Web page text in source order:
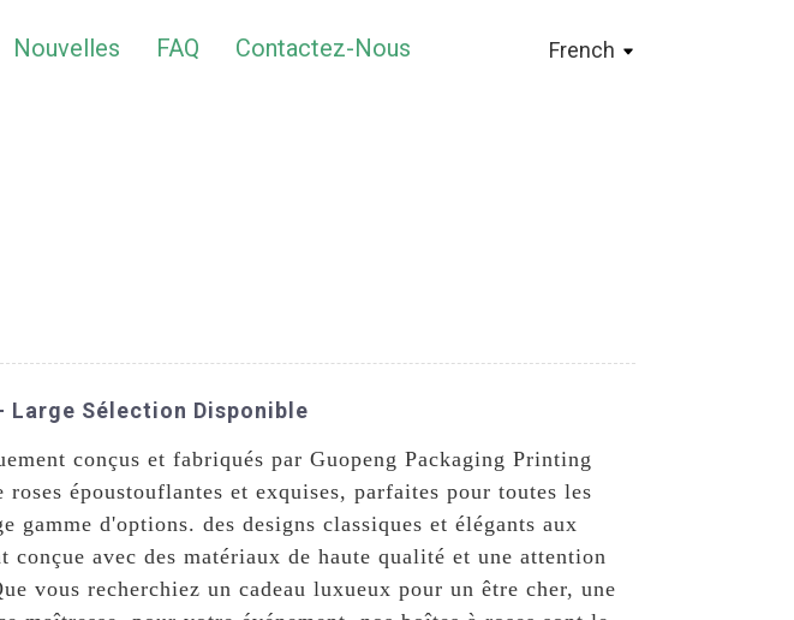
Nouvelles FAQ Contactez-Nous French
Large Sélection Disponible
conçus et fabriqués par Guopeng Packaging Printing
époustouflantes et exquises, parfaites pour toutes les
gamme d'options. des designs classiques et élégants aux
conçue avec des matériaux de haute qualité et une attention
vous recherchiez un cadeau luxueux pour un être cher, une